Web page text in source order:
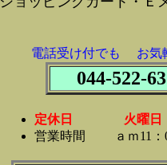
電話受け付でも お気
044-522-
定休日 火曜日・
営業時間 ａｍ11：